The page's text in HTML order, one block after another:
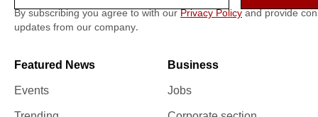
By subscribing you agree to with our Privacy Policy and provide
updates from our company.
Featured News
Events
Business
Jobs